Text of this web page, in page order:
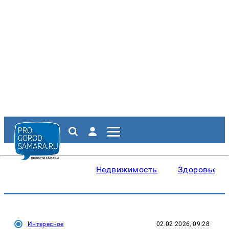
Недвижимость Здоровье
Интересное 02.02.2026, 09:28